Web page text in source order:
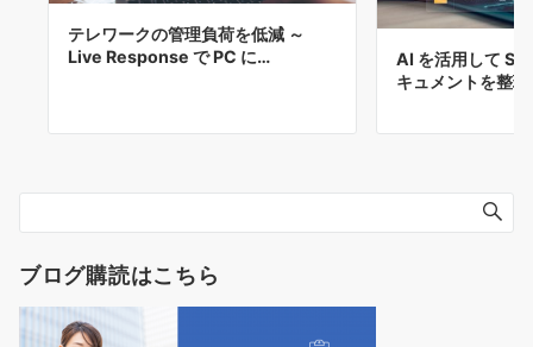
テレワークの管理負荷を低減 ～
Live Response で PC に…
AI を活用して
キュメントを整理
ブログ購読はこちら